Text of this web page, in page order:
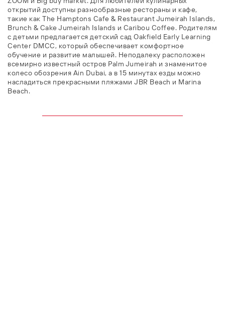
открытий доступны разнообразные рестораны и кафе,
такие как The Hamptons Cafe & Restaurant Jumeirah Islands,
Brunch & Cake Jumeirah Islands и Caribou Coffee. Родителям
с детьми предлагается детский сад Oakfield Early Learning
Center DMCC, который обеспечивает комфортное
обучение и развитие малышей. Неподалеку расположен
всемирно известный остров Palm Jumeirah и знаменитое
колесо обозрения Ain Dubai, а в 15 минутах езды можно
насладиться прекрасными пляжами JBR Beach и Marina
Beach.